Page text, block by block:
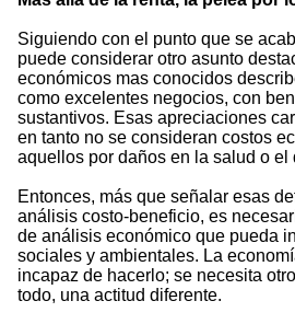
Siguiendo con el punto que se
puede considerar otro asunto
económicos mas conocidos
como excelentes negocios, con
sustantivos. Esas apreciaciones
en tanto no se consideran costos
aquellos por daños en la salud o el
Entonces, más que señalar esas
análisis costo-beneficio, es
de análisis económico que pueda
sociales y ambientales. La
incapaz de hacerlo; se necesita
todo, una actitud diferente.